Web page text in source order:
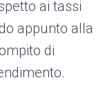
ai tassi
appunto alla
di